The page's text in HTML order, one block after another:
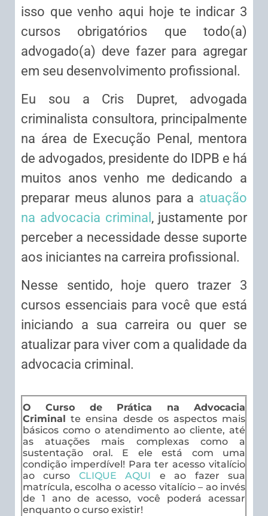
isso que venho aqui hoje te indicar 3
cursos obrigatórios que todo(a)
advogado(a) deve fazer para agregar
em seu desenvolvimento profissional.
Eu sou a Cris Dupret, advogada
criminalista consultora, principalmente
na área de Execução Penal, mentora
de advogados, presidente do IDPB e há
muitos anos venho me dedicando a
preparar meus alunos para a atuação
na advocacia criminal , justamente por
perceber a necessidade desse suporte
aos iniciantes na carreira profissional.
Nesse sentido, hoje quero trazer 3
cursos essenciais para você que está
iniciando a sua carreira ou quer se
atualizar para viver com a qualidade da
advocacia criminal.
O Curso de Prática na Advocacia
Criminal te ensina desde os aspectos mais
básicos como o atendimento ao cliente, até
as atuações mais complexas como a
sustentação oral. E ele está com uma
condição imperdível! Para ter acesso vitalício
ao curso CLIQUE AQUI e ao fazer sua
matrícula, escolha o acesso vitalício – ao invés
de 1 ano de acesso, você poderá acessar
enquanto o curso existir!